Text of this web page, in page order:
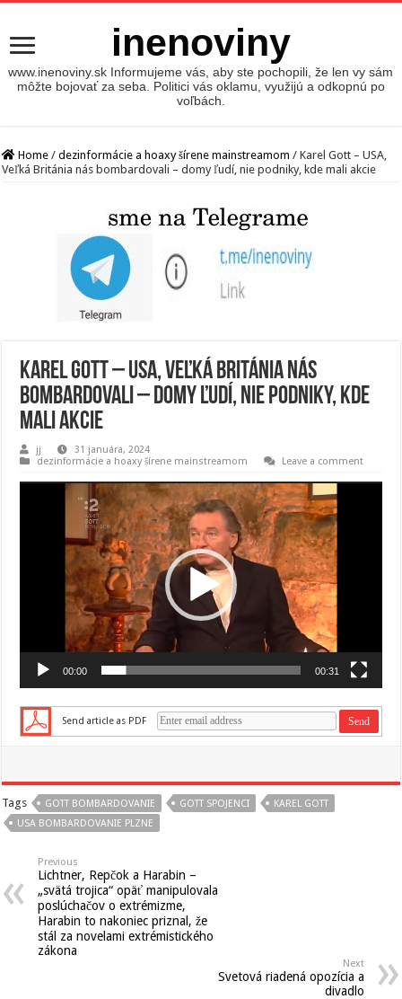
inenoviny
www.inenoviny.sk Informujeme vás, aby ste pochopili, že len vy sám
môžte bojovať za seba. Politici vás oklamu, využijú a odkopnú po
voľbách.
Home / dezinformácie a hoaxy šírene mainstreamom / Karel Gott – USA,
Veľká Británia nás bombardovali – domy ľudí, nie podniky, kde mali akcie
Karel Gott – USA, Veľká Británia nás
bombardovali – domy ľudí, nie podniky, kde
mali akcie
jj
31 januára, 2024
dezinformácie a hoaxy šírene mainstreamom
Leave a comment
00:00 00:31
Send article as PDF
Tags GOTT BOMBARDOVANIE GOTT SPOJENCI
KAREL GOTT
USA BOMBARDOVANIE PLZNE
Previous
Lichtner, Repčok a Harabin –
„svätá trojica“ opäť manipulovala
poslúchačov o extrémizme,
Harabin to nakoniec priznal, že
stál za novelami extrémistického
zákona
Next
Svetová riadená opozícia a
divadlo